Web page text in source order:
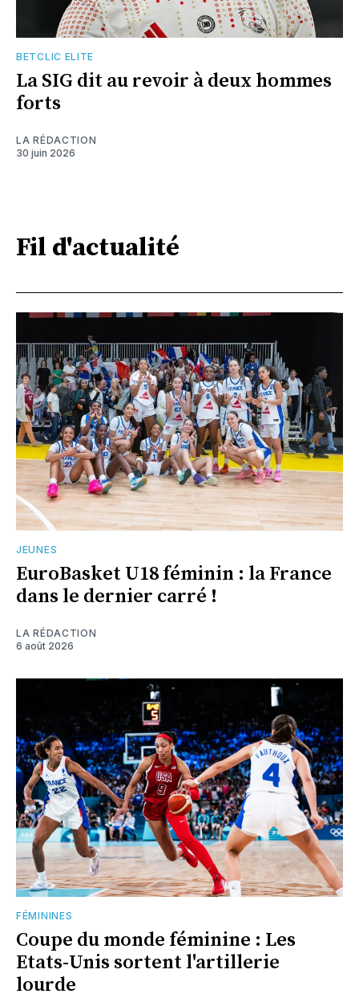
BETCLIC ELITE
La SIG dit au revoir à deux hommes
forts
LA RÉDACTION
30 juin 2026
Fil d'actualité
JEUNES
EuroBasket U18 féminin : la France
dans le dernier carré !
LA RÉDACTION
6 août 2026
FÉMININES
Coupe du monde féminine : Les
Etats-Unis sortent l'artillerie
lourde